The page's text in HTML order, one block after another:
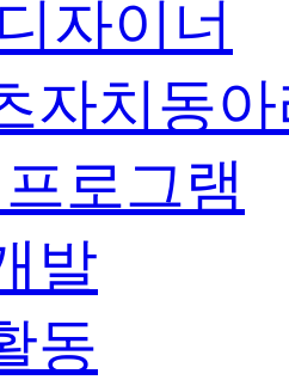
자이너
자치동
로그램
발
동